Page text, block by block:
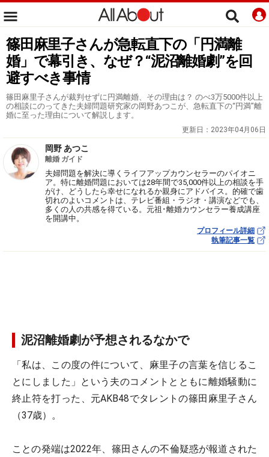
篠田麻里子さんが急転直下の「円満離
婚」で幕引き、なぜ？“泥沼離婚劇”を回
避すべき事情
篠田麻里子さんが裁判せずに円満離婚、その理由は？ のべ3万5000件以上
の相談にのってきた夫婦問題研究家の岡野あつこが、急転直下の“円満”離
婚に至った理由について解説します。
更新日： 2023年04月06日
岡野 あつこ
離婚 ガイド
夫婦問題を解決に導くライフアップカウンセラーのパイオニ
ア。特に離婚問題においては28年間で35,000件以上の相談を手
がけ、どうしたら幸せになれるか親身にアドバイス。的確で歯
切れのよいコメントは、テレビ番組・ラジオ・講演などでも、
多くの人の共感を得ている。元祖･離婚カウンセラー養成講座
を開講中。
プロフィール詳細
執筆記事一覧
泥沼離婚劇が予想されるなかで
「私は、この度の件について、麻里子の言葉を信じるこ
とにしました」という夫のコメントとともに離婚騒動に
終止符を打った、元AKB48でタレントの篠田麻里子さん
（37歳）。
ことの発端は2022年、篠田さんの不倫疑惑が報道された